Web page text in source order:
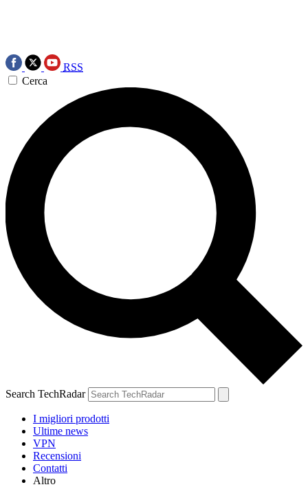
RSS
Cerca
Search TechRadar
I migliori prodotti
Ultime news
VPN
Recensioni
Contatti
Altro